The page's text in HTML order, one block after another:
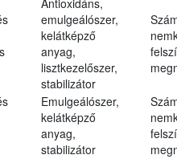
emulgeálószer,
kelátképző
anyag,
lisztkezelőszer,
stabilizátor
Emulgeálószer,
kelátképző
anyag,
stabilizátor